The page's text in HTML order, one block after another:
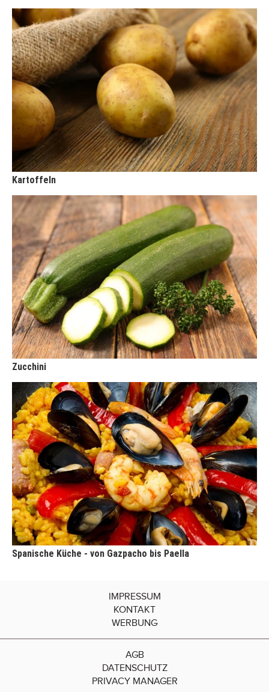
Kartoffeln
Zucchini
Spanische Küche - von Gazpacho bis Paella
IMPRESSUM
KONTAKT
WERBUNG
AGB
DATENSCHUTZ
PRIVACY MANAGER